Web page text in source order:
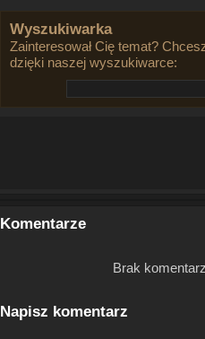
Wyszukiwarka
Zainteresował Cię temat?
dzięki naszej wyszukiwarce:
Komentarze
Brak
Napisz komentarz